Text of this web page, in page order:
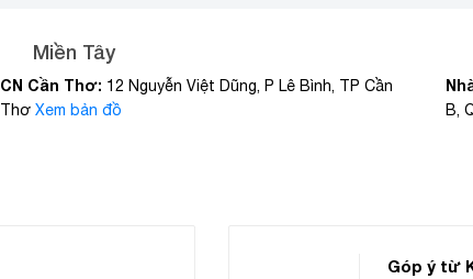
Miền Tây
CN Cần Thơ: 12 Nguyễn Việt Dũng, P Lê Bình, TP Cần
Thơ Xem bản đồ
B,
Góp ý từ